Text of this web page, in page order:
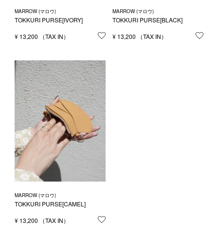
MARROW (マロウ)
TOKKURI PURSE[IVORY]
¥ 13,200 お気に入りに登録する
MARROW (マロウ)
TOKKURI PURSE[BLACK]
¥ 13,200
MARROW (マロウ)
TOKKURI PURSE[CAMEL]
¥ 13,200